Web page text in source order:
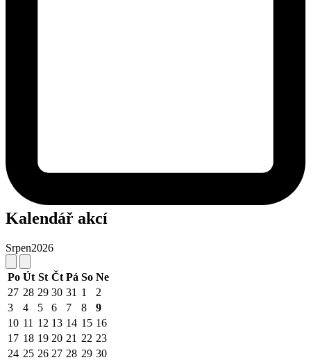
Kalendář akcí
Srpen2026
Po Út St Čt Pá So Ne
27 28 29 30 31 1
2
3
4 5 6 7 8
9
10 11 12 13 14 15 16
17 18 19 20 21 22 23
24 25 26 27 28 29 30